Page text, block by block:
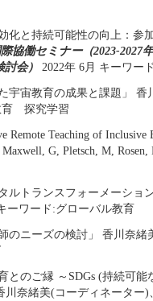
化と持続可能性の向上：
協働セミナー（2023-
会）
2022年 6月 キーワ
宇宙教育の成果と課題」
育 探究学習
Remote Teaching of Inclusive
G, Pletsch, M,
ルトランスフォーメーシ
ーワード:グローバル教育
のニーズの検討」 香川奈緒
とのご縁 ～SDGs (持続可
川奈緒美(コーディネーター